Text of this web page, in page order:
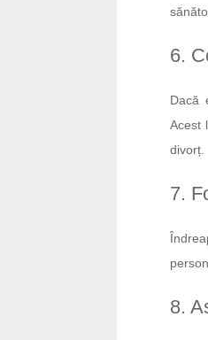
6.
Dacă
Acest
divorț.
7.
8.